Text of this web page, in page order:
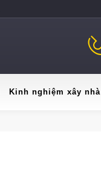
Kinh nghiệm xây nhà